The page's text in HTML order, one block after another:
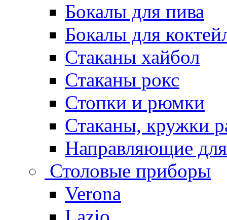
Бокалы для пива
Бокалы для
Стаканы хайбол
Стаканы рокс
Стопки и рюмки
Стаканы, кружки
Направляющие
Столовые приборы
Verona